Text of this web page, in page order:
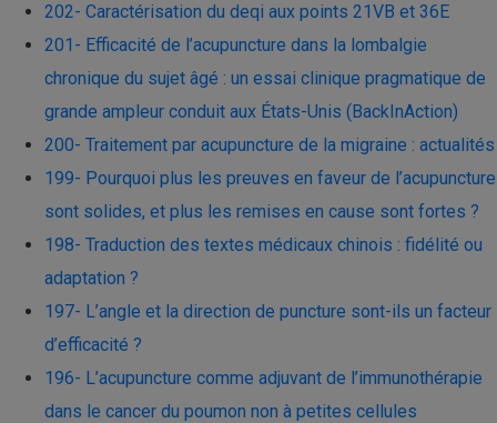
202- Caractérisation du deqi aux points 21VB et 36E
201- Efficacité de l’acupuncture dans la lombalgie
chronique du sujet âgé : un essai clinique pragmatique de
grande ampleur conduit aux États-Unis (BackInAction)
200- Traitement par acupuncture de la migraine : actualités
199- Pourquoi plus les preuves en faveur de l’acupuncture
sont solides, et plus les remises en cause sont fortes ?
198- Traduction des textes médicaux chinois : fidélité ou
adaptation ?
197- L’angle et la direction de puncture sont-ils un facteur
d’efficacité ?
196- L’acupuncture comme adjuvant de l’immunothérapie
dans le cancer du poumon non à petites cellules